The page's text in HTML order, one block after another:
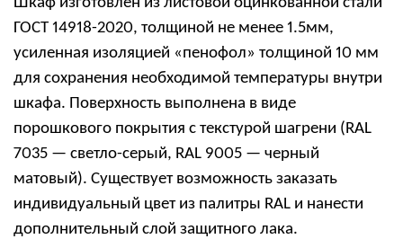
ГОСТ 14918-2020, толщиной не менее 1.5мм,
усиленная изоляцией «пенофол» толщиной 10 мм
для сохранения необходимой температуры внутри
шкафа. Поверхность выполнена в виде
порошкового покрытия с текстурой шагрени (RAL
7035 — светло-серый, RAL 9005 — черный
матовый). Существует возможность заказать
индивидуальный цвет из палитры RAL и нанести
дополнительный слой защитного лака.